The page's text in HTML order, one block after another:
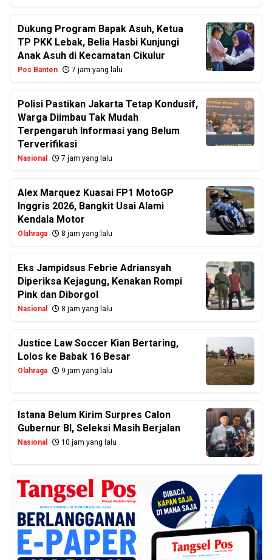
Dukung Program Bapak Asuh, Ketua
TP PKK Lebak, Belia Hasbi Kunjungi
Anak Asuh di Kecamatan Cikulur
Pos Banten 7 jam yang lalu
Polisi Pastikan Jakarta Tetap Kondusif,
Warga Diimbau Tak Mudah
Terpengaruh Informasi yang Belum
Terverifikasi
Nasional 7 jam yang lalu
Alex Marquez Kuasai FP1 MotoGP
Inggris 2026, Bangkit Usai Alami
Kendala Motor
Olahraga 8 jam yang lalu
Eks Jampidsus Febrie Adriansyah
Diperiksa Kejagung, Kenakan Rompi
Pink dan Diborgol
Nasional 8 jam yang lalu
Justice Law Soccer Kian Bertaring,
Lolos ke Babak 16 Besar
Olahraga 9 jam yang lalu
Istana Belum Kirim Surpres Calon
Gubernur BI, Seleksi Masih Berjalan
Nasional 10 jam yang lalu